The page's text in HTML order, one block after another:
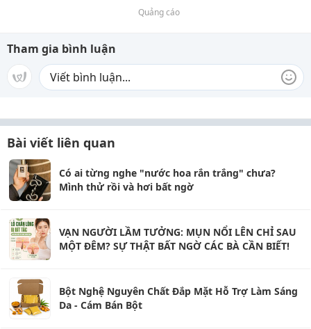
Quảng cáo
Tham gia bình luận
Bài viết liên quan
Có ai từng nghe "nước hoa rắn trắng" chưa?
Mình thử rồi và hơi bất ngờ
VẠN NGƯỜI LẦM TƯỞNG: MỤN NỔI LÊN CHỈ SAU
MỘT ĐÊM? SỰ THẬT BẤT NGỜ CÁC BÀ CẦN BIẾT!
Bột Nghệ Nguyên Chất Đắp Mặt Hỗ Trợ Làm Sáng
Da - Cám Bán Bột